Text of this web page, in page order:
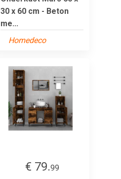
30 x 60 cm - Beton
me...
Homedeco
€ 79.99